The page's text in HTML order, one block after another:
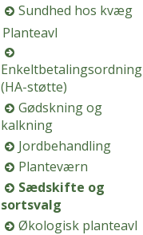
Sundhed hos kvæg
Planteavl
Enkeltbetalingsordning
(HA-støtte)
Gødskning og
kalkning
Jordbehandling
Planteværn
Sædskifte og
sortsvalg
Økologisk planteavl